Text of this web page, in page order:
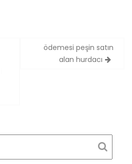
ödemesi peşin satın
alan hurdacı